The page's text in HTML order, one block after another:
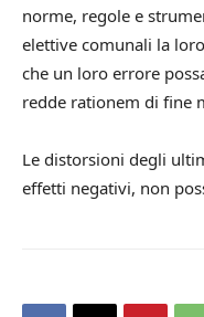
norme, regole e
elettive comunali la
che un loro errore
redde rationem di fine
Le distorsioni degli
effetti negativi, non